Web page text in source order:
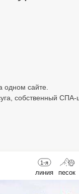
одном сайте.
собственный
1-я
линия песок